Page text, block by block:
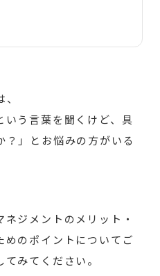
いう言葉を聞くけど、具
？」とお悩みの方がいる
ジメントのメリット・
めのポイントについてご
みてください。